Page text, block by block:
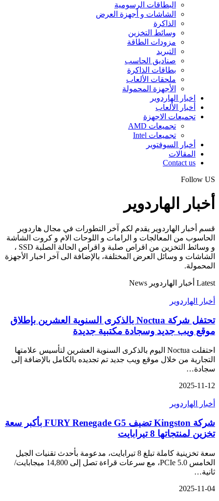
البطاقات الرسومية
الشاشات و أجهزة العرض
الذاكرة
وسائط التخزين
مزودات الطاقة
التبريد
صناديق الحاسب
بطاقات الذاكرة
ملحقات الألعاب
الأجهزة المحمولة
اخبار الهاردوير
أخبار الألعاب
تجميعات الاجهزة
تجميعات AMD
تجميعات Intel
أخبار السوفتوير
المقالات
Contact us
Follow US
أخبار الهاردوير
قسم أخبار الهاردوير يقدم لكم آخر التطورات في مجال هاردوير
الحاسوب من المعالجات و الرامات و اللوحات الام و كروت الشاشة
و وسائط التخزين من اقراص صلبة و اقراص الحالة الصلبة SSD ،
الشاشات و وسائل العرض المختلفة، بالإضافة الى آخر اخبار الأجهزة
المحمولة.
Latest أخبار الهاردوير News
أخبار الهاردوير
تحتفل شركة Noctua بالذكرى السنوية العشرين بإطلاق
موقع ويب جديد وسجادة مكتبية جديدة
احتفلت Noctua اليوم بالذكرى السنوية العشرين لتأسيس علامتها
التجارية من خلال موقع ويب جديد تم تجديده بالكامل بالإضافة إلى
سجادة…
2025-11-12
أخبار الهاردوير
شركة Kingston تضيف FURY Renegade G5 بأكبر سعة
تخزين لمنتجاتها 8 تيرابايت
سعة تخزينية كاملة تبلغ 8 تيرابايت، مدعومة بأحدث تقنيات الجيل
الخامس PCIe 5.0، مع سرعات قراءة تصل إلى 14,800 ميجابايت/
ثانية…
2025-11-04